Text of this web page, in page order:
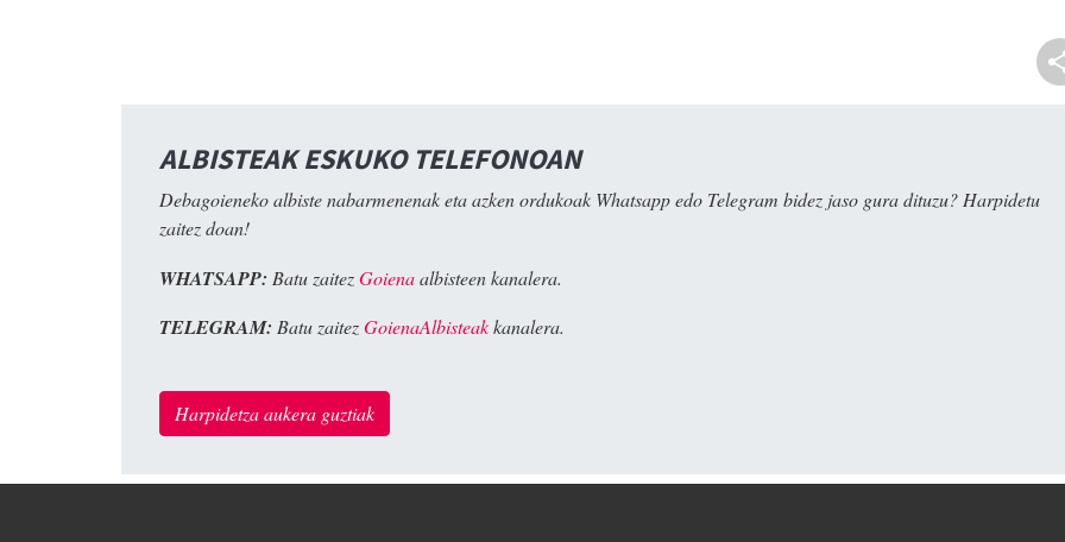
ALBISTEAK ESKUKO TELEFONOAN
Debagoieneko albiste nabarmenenak eta azken ordukoak Whatsapp edo Telegram bidez jaso gura dituzu? Harpidetu
zaitez doan!
WHATSAPP: Batu zaitezGoienaalbisteen kanalera.
TELEGRAM: Batu zaitezGoienaAlbisteakkanalera.
Harpidetza aukera guztiak